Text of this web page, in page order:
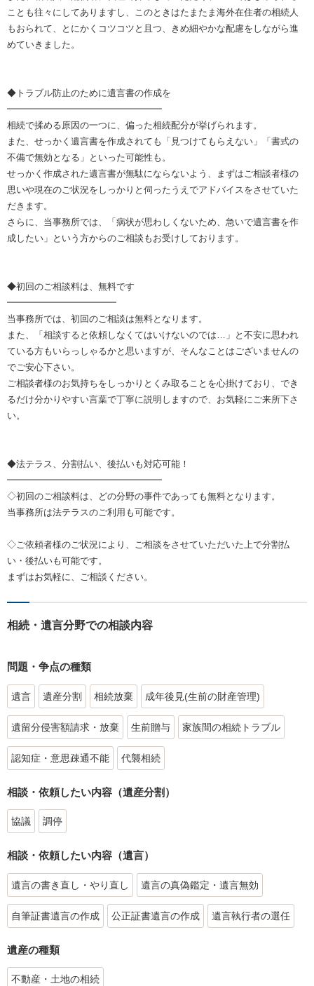
ことも往々にしてありますし、このときはたまたま海外在住者の相続人
もおられて、とにかくコツコツと且つ、きめ細やかな配慮をしながら進
めていきました。
◆トラブル防止のために遺言書の作成を
━━━━━━━━━━━━━━━━━
相続で揉める原因の一つに、偏った相続配分が挙げられます。
また、せっかく遺言書を作成されても「見つけてもらえない」「書式の
不備で無効となる」といった可能性も。
せっかく作成された遺言書が無駄にならないよう、まずはご相談者様の
思いや現在のご状況をしっかりと伺ったうえでアドバイスをさせていた
だきます。
さらに、当事務所では、「病状が思わしくないため、急いで遺言書を作
成したい」という方からのご相談もお受けしております。
◆初回のご相談料は、無料です
━━━━━━━━━━━━
当事務所では、初回のご相談は無料となります。
また、「相談すると依頼しなくてはいけないのでは…」と不安に思われ
ている方もいらっしゃるかと思いますが、そんなことはございませんの
でご安心下さい。
ご相談者様のお気持ちをしっかりとくみ取ることを心掛けており、でき
るだけ分かりやすい言葉で丁寧に説明しますので、お気軽にご来所下さ
い。
◆法テラス、分割払い、後払いも対応可能！
━━━━━━━━━━━━━━━━━
◇初回のご相談料は、どの分野の事件であっても無料となります。
当事務所は法テラスのご利用も可能です。
◇ご依頼者様のご状況により、ご相談をさせていただいた上で分割払
い・後払いも可能です。
まずはお気軽に、ご相談ください。
相続・遺言分野での相談内容
問題・争点の種類
遺言 遺産分割 相続放棄 成年後見(生前の財産管理)
遺留分侵害額請求・放棄 生前贈与 家族間の相続トラブル
認知症・意思疎通不能 代襲相続
相談・依頼したい内容（遺産分割）
協議 調停
相談・依頼したい内容（遺言）
遺言の書き直し・やり直し 遺言の真偽鑑定・遺言無効
自筆証書遺言の作成 公正証書遺言の作成 遺言執行者の選任
遺産の種類
不動産・土地の相続